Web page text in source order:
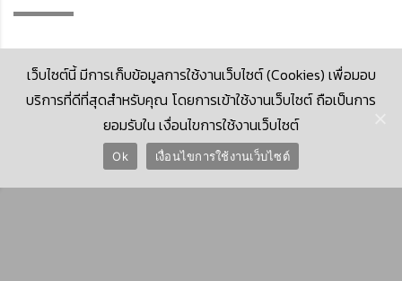
© 2026 Krungthai Computer Services Co., Ltd. (KTCS)
เว็บไซต์นี้ มีการเก็บข้อมูลการใช้งานเว็บไซต์ (Cookies) เพื่อมอบ
บริการที่ดีที่สุดสำหรับคุณ โดยการเข้าใช้งานเว็บไซต์ ถือเป็นการ
ยอมรับใน เงื่อนไขการใช้งานเว็บไซต์
Ok เงื่อนไขการใช้งานเว็บไซต์